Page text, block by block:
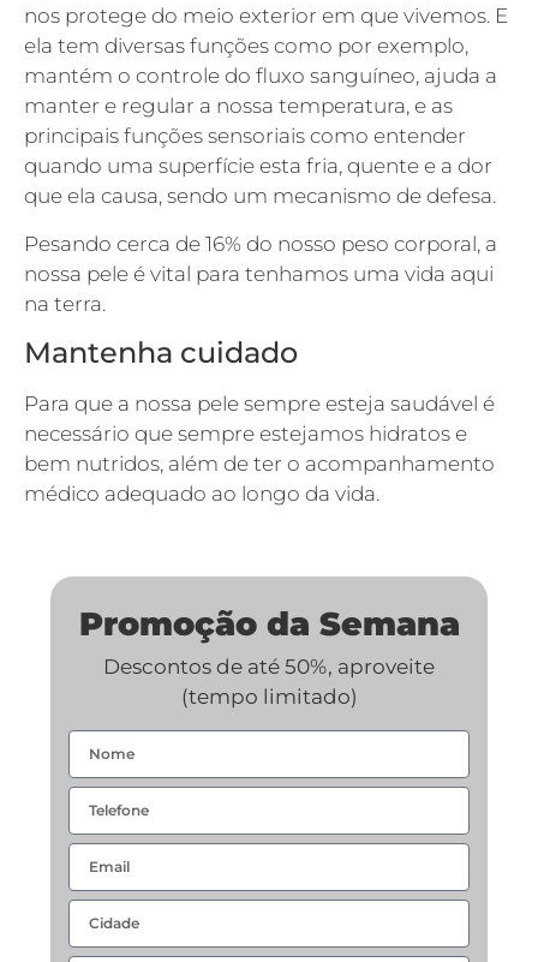
nos protege do meio exterior em que vivemos. E
ela tem diversas funções como por exemplo,
mantém o controle do fluxo sanguíneo, ajuda a
manter e regular a nossa temperatura, e as
principais funções sensoriais como entender
quando uma superfície esta fria, quente e a dor
que ela causa, sendo um mecanismo de defesa.
Pesando cerca de 16% do nosso peso corporal, a
nossa pele é vital para tenhamos uma vida aqui
na terra.
Mantenha cuidado
Para que a nossa pele sempre esteja saudável é
necessário que sempre estejamos hidratos e
bem nutridos, além de ter o acompanhamento
médico adequado ao longo da vida.
Promoção da Semana
Descontos de até 50%, aproveite
(tempo limitado)